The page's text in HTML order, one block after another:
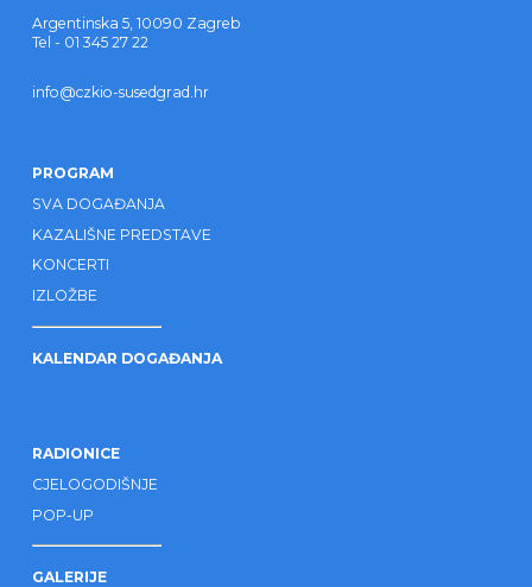
Argentinska 5, 10090 Zagreb
Tel - 01 345 27 22
info@czkio-susedgrad.hr
PROGRAM
SVA DOGAĐANJA
KAZALIŠNE PREDSTAVE
KONCERTI
IZLOŽBE
KALENDAR DOGAĐANJA
RADIONICE
CJELOGODIŠNJE
POP-UP
GALERIJE